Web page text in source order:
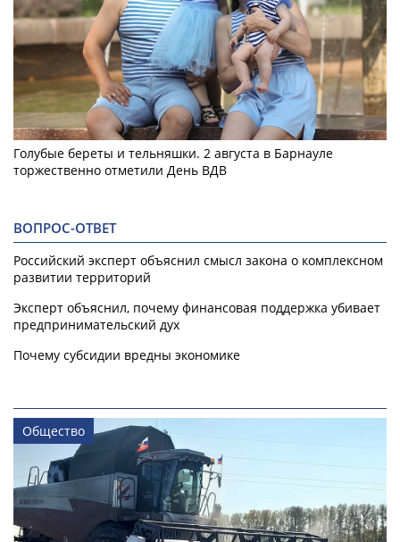
Голубые береты и тельняшки. 2 августа в Барнауле
торжественно отметили День ВДВ
ВОПРОС-ОТВЕТ
Российский эксперт объяснил смысл закона о комплексном
развитии территорий
Эксперт объяснил, почему финансовая поддержка убивает
предпринимательский дух
Почему субсидии вредны экономике
Общество